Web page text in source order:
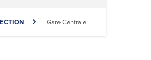
Gare Centrale